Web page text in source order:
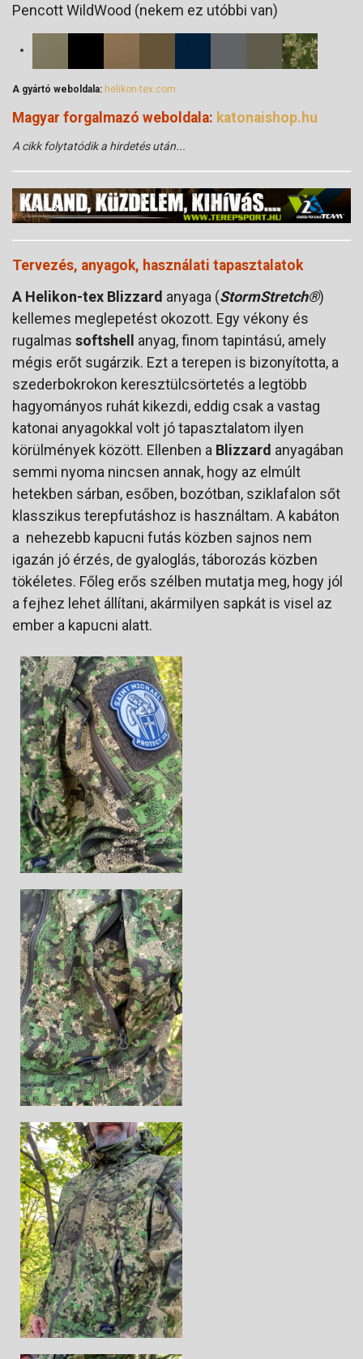
Pencott WildWood (nekem ez utóbbi van)
A gyártó weboldala: helikon-tex.com
Magyar forgalmazó weboldala: katonaishop.hu
A cikk folytatódik a hirdetés után...
Tervezés, anyagok, használati tapasztalatok
A Helikon-tex Blizzard anyaga (StormStretch®)
kellemes meglepetést okozott. Egy vékony és
rugalmas softshell
anyag, finom tapintású, amely
mégis erőt sugárzik. Ezt a terepen is bizonyította, a
szederbokrokon keresztülcsörtetés a legtöbb
hagyományos ruhát kikezdi, eddig csak a vastag
katonai anyagokkal volt jó tapasztalatom ilyen
körülmények között. Ellenben a Blizzard anyagában
semmi nyoma nincsen annak, hogy az elmúlt
hetekben sárban, esőben, bozótban, sziklafalon sőt
klasszikus terepfutáshoz is használtam. A kabáton
a nehezebb kapucni futás közben sajnos nem
igazán jó érzés, de gyaloglás, táborozás közben
tökéletes. Főleg erős szélben mutatja meg, hogy jól
a fejhez lehet állítani, akármilyen sapkát is visel az
ember a kapucni alatt.